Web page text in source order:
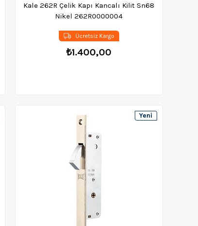
Kale 262R Çelik Kapı Kancalı Kilit Sn68
Nikel 262R0000004
₺1.400,00
Ücretsiz Kargo
Yeni